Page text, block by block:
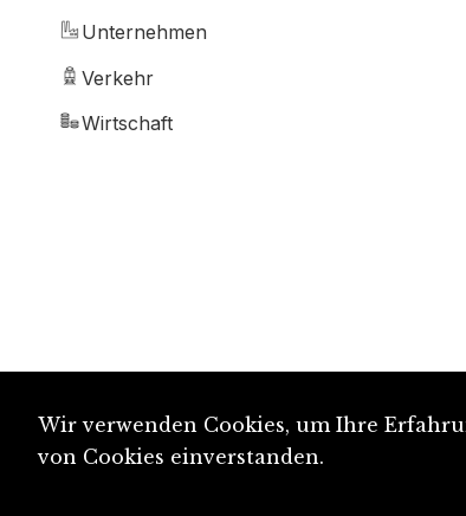
Unternehmen
Verkehr
Wirtschaft
Wir verwenden Cookies, um Ihre
von Cookies einverstanden.